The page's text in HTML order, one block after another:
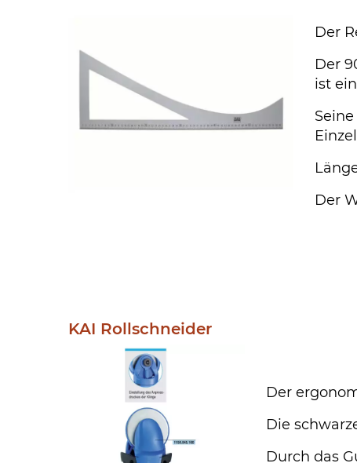
Der
Der
ist
Der
KAI Rollschneider
Der
Die
Durch das